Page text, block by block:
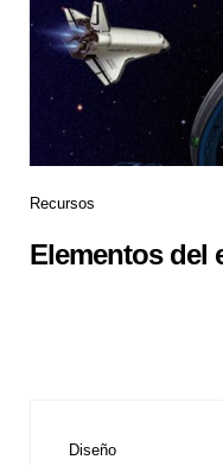
Recursos
Elementos del
Diseño